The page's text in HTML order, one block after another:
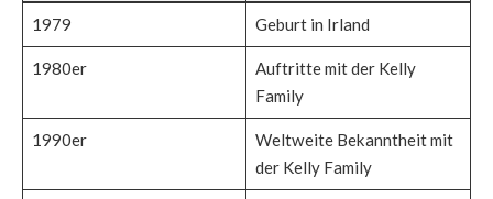
1979 Geburt in Irland
1980er
Auftritte mit der Kelly
Family
1990er
Weltweite Bekanntheit mit
der Kelly Family